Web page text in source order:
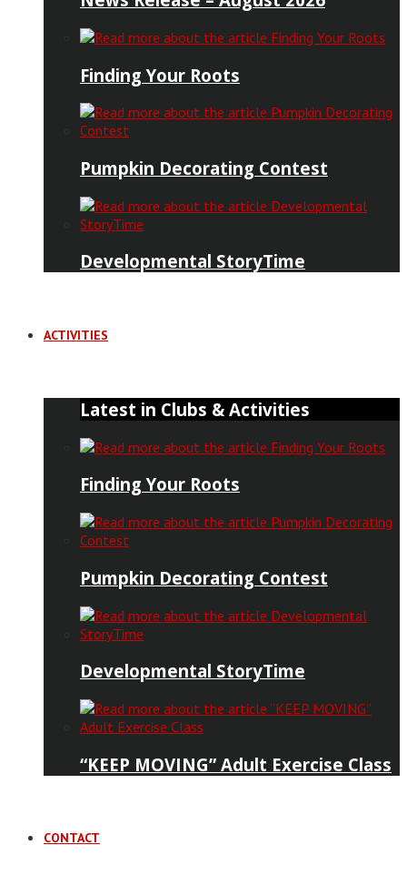
Finding Your Roots
Pumpkin Decorating Contest
Developmental StoryTime
ACTIVITIES
Latest in Clubs & Activities
Finding Your Roots
Pumpkin Decorating Contest
Developmental StoryTime
“KEEP MOVING” Adult Exercise Class
CONTACT